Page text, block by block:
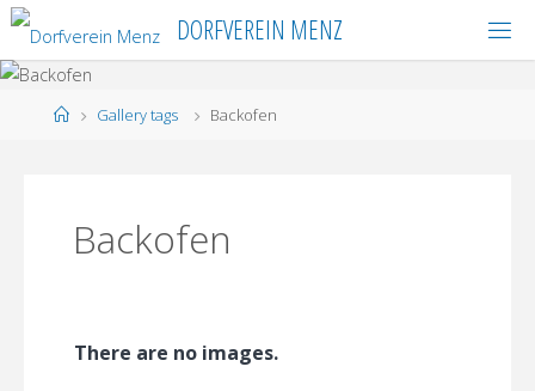
Skip
content
DORFVEREIN MENZ
HomeGallery tags Backofen
Backofen
There are no images.